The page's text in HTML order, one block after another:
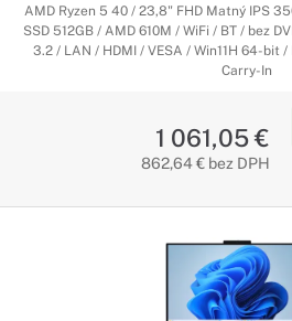
AMD Ryzen 5 40 / 23,8" FHD Matný IPS
SSD 512GB / AMD 610M / WiFi / BT / bez
3.2 / LAN / HDMI / VESA / Win11H 64-bit
Carry-In
1 061,05 €
862,64 € bez DPH